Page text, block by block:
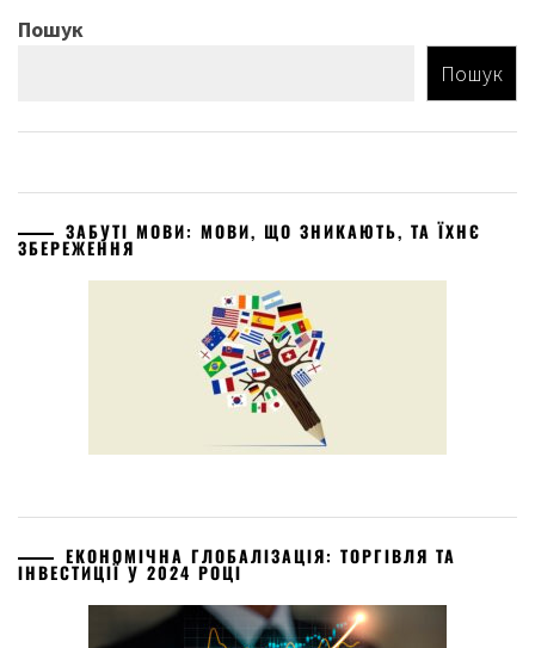
Пошук
Пошук
ЗАБУТІ МОВИ: МОВИ, ЩО ЗНИКАЮТЬ, ТА ЇХНЄ
ЗБЕРЕЖЕННЯ
ЕКОНОМІЧНА ГЛОБАЛІЗАЦІЯ: ТОРГІВЛЯ ТА
ІНВЕСТИЦІЇ У 2024 РОЦІ